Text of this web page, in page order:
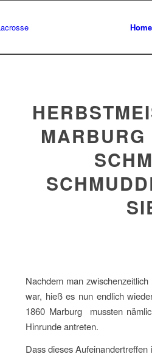
Home
Nachdem man
war, hieß es nun endlich
1860 Marburg mussten
Hinrunde antreten.
Dass dieses